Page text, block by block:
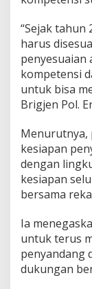
“Sejak tahun
harus
penyesuaian
kompetensi
untuk bisa
Brigjen Pol.
Menurutnya,
kesiapan
dengan
kesiapan
bersama
Ia
untuk terus
penyandang
dukungan